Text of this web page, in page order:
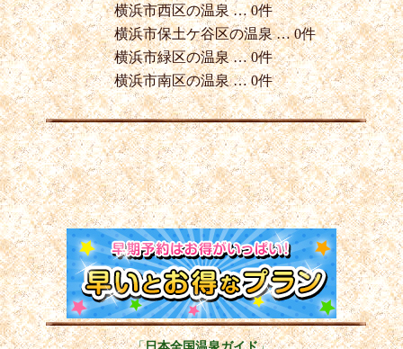
横浜市西区の温泉 … 0件
横浜市保土ケ谷区の温泉 … 0件
横浜市緑区の温泉 … 0件
横浜市南区の温泉 … 0件
「日本全国温泉ガイド」